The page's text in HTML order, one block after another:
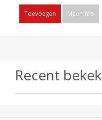
Toevoegen Meer info
Recent